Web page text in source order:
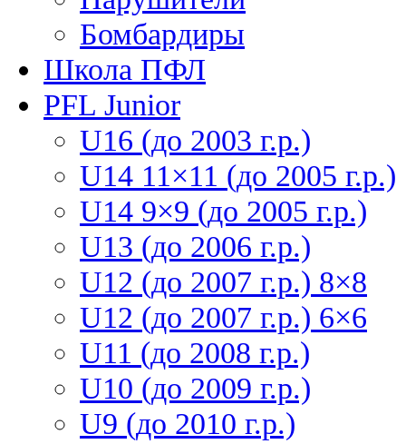
Бомбардиры
Школа ПФЛ
PFL Junior
U16 (до 2003 г.р.)
U14 11×11 (до 2005 г.р.)
U14 9×9 (до 2005 г.р.)
U13 (до 2006 г.р.)
U12 (до 2007 г.р.) 8×8
U12 (до 2007 г.р.) 6×6
U11 (до 2008 г.р.)
U10 (до 2009 г.р.)
U9 (до 2010 г.р.)